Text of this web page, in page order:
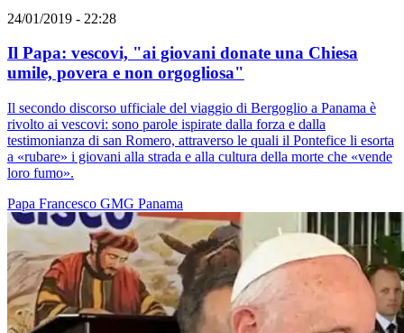
24/01/2019 - 22:28
Il Papa: vescovi, "ai giovani donate una Chiesa
umile, povera e non orgogliosa"
Il secondo discorso ufficiale del viaggio di Bergoglio a Panama è
rivolto ai vescovi: sono parole ispirate dalla forza e dalla
testimonianza di san Romero, attraverso le quali il Pontefice li esorta
a «rubare» i giovani alla strada e alla cultura della morte che «vende
loro fumo».
Papa Francesco GMG Panama